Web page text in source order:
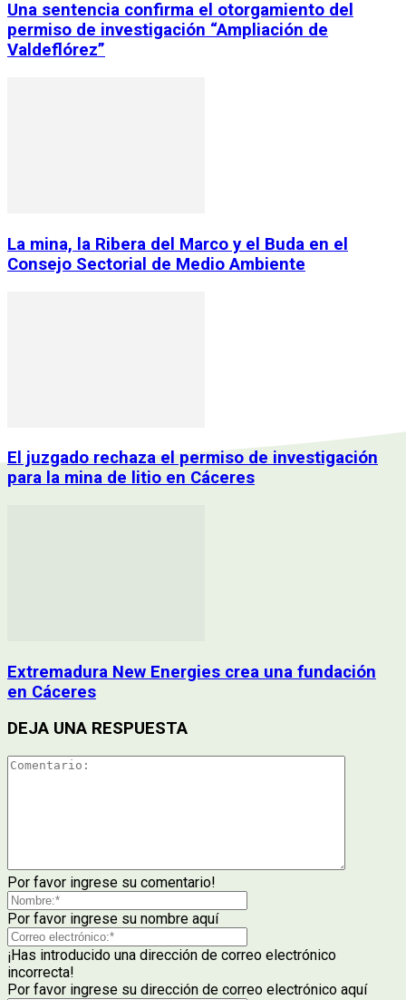
Una sentencia confirma el otorgamiento del
permiso de investigación “Ampliación de
Valdeflórez”
La mina, la Ribera del Marco y el Buda en el
Consejo Sectorial de Medio Ambiente
El juzgado rechaza el permiso de investigación
para la mina de litio en Cáceres
Extremadura New Energies crea una fundación
en Cáceres
DEJA UNA RESPUESTA
Por favor ingrese su comentario!
Por favor ingrese su nombre aquí
¡Has introducido una dirección de correo electrónico
incorrecta!
Por favor ingrese su dirección de correo electrónico aquí